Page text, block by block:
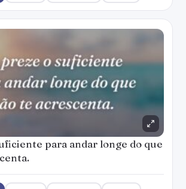
para andar longe do que